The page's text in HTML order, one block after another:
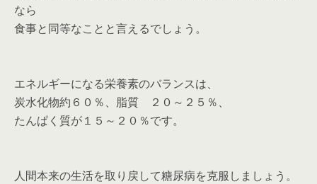
なら
食事と同等なことと言えるでしょう。
エネルギーになる栄養素のバランスは、
炭水化物約６０％、脂質 ２０～２５％、
たんぱく質が１５～２０％です。
人間本来の生活を取り戻して糖尿病を克服しましょう。